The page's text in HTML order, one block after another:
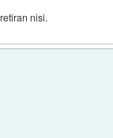
nisi.